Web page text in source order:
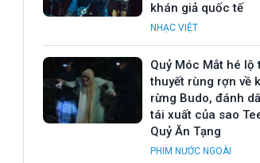
khán giả quốc tế
NHẠC VIỆT
Quỷ Móc Mắt hé lộ
thuyết rùng rợn về
rừng Budo, đánh
tái xuất của sao
Quỷ Ăn Tạng
PHIM NƯỚC NGOÀI